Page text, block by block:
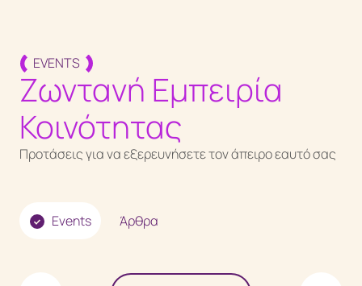
EVENTS
Ζωντανή Εμπειρία
Κοινότητας
Προτάσεις για να εξερευνήσετε τον άπειρο εαυτό σας
Events Άρθρα